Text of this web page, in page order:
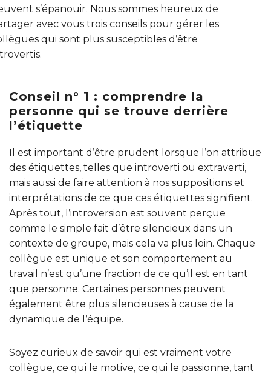
s’épanouir. Nous sommes heureux de
avec vous trois conseils pour gérer les
qui sont plus susceptibles d’être
Conseil n° 1 : comprendre la
personne qui se trouve derrière
l’étiquette
Il est important d’être prudent lorsque l’on attribue
des étiquettes, telles que introverti ou extraverti,
mais aussi de faire attention à nos suppositions et
interprétations de ce que ces étiquettes signifient.
Après tout, l’introversion est souvent perçue
comme le simple fait d’être silencieux dans un
contexte de groupe, mais cela va plus loin. Chaque
collègue est unique et son comportement au
travail n’est qu’une fraction de ce qu’il est en tant
que personne. Certaines personnes peuvent
également être plus silencieuses à cause de la
dynamique de l’équipe.
Soyez curieux de savoir qui est vraiment votre
collègue, ce qui le motive, ce qui le passionne, tant